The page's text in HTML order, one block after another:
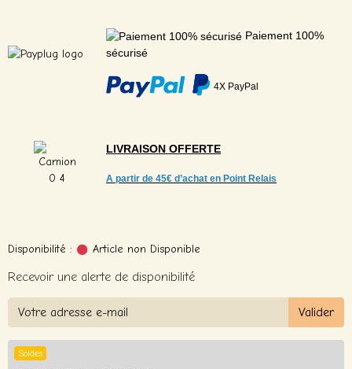
Paiement 100%
sécurisé
4X PayPal
LIVRAISON OFFERTE
A partir de 45€ d’achat en Point Relais
Disponibilité : Article non Disponible
Recevoir une alerte de disponibilité
Valider
Soldes